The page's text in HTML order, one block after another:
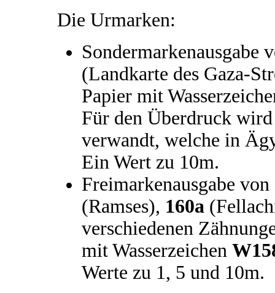
Die Urmarken:
(Landkarte des Gaza-
Papier mit
Für den Überdruck
verwandt, welche in
Ein Wert zu 10m.
Freimarkenausgabe
(Ramses), 160a
verschiedenen
mit Wasserzeichen
Werte zu 1, 5 und 10m.